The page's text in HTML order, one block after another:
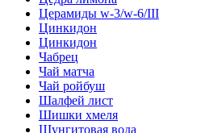
Церамиды w-3/w-6/III
Цинкидон
Цинкидон
Чабрец
Чай матча
Чай ройбуш
Шалфей лист
Шишки хмеля
Шунгитовая вода